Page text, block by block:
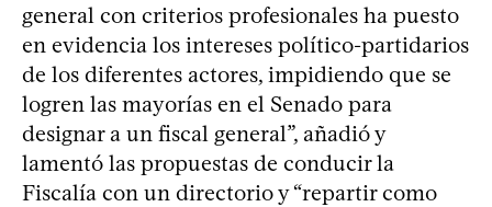
general con criterios profesionales ha puesto
en evidencia los intereses político-partidarios
de los diferentes actores, impidiendo que se
logren las mayorías en el Senado para
designar a un fiscal general”, añadió y
lamentó las propuestas de conducir la
Fiscalía con un directorio y “repartir como